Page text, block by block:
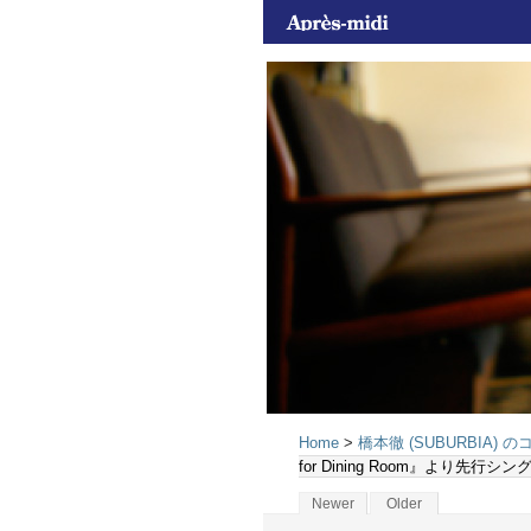
Home > 橋本徹 (SUBURBIA) の
for Dining Room』より先行シン
Newer Older